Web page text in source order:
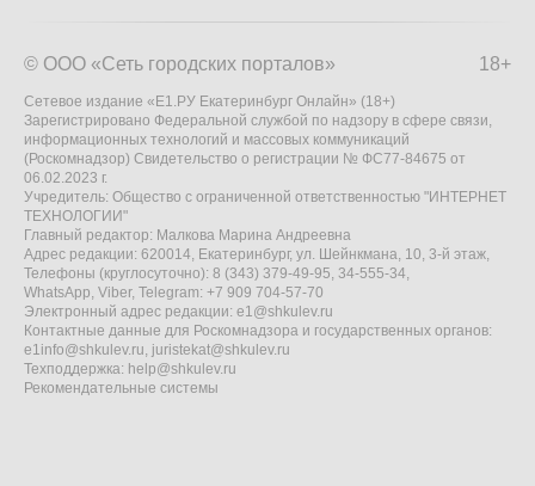
18+
© ООО «Сеть городских порталов»
Сетевое издание «Е1.РУ Екатеринбург Онлайн» (18+)
Зарегистрировано Федеральной службой по надзору в сфере связи,
информационных технологий и массовых коммуникаций
(Роскомнадзор) Свидетельство о регистрации № ФС77-84675 от
06.02.2023 г.
Учредитель: Общество с ограниченной ответственностью "ИНТЕРНЕТ
ТЕХНОЛОГИИ"
Главный редактор: Малкова Марина Андреевна
Адрес редакции: 620014, Екатеринбург, ул. Шейнкмана, 10, 3-й этаж,
Телефоны (круглосуточно): 8 (343) 379-49-95, 34-555-34,
WhatsApp, Viber, Telegram: +7 909 704-57-70
Электронный адрес редакции: e1@shkulev.ru
Контактные данные для Роскомнадзора и государственных органов:
e1info@shkulev.ru, juristekat@shkulev.ru
Техподдержка: help@shkulev.ru
Рекомендательные системы